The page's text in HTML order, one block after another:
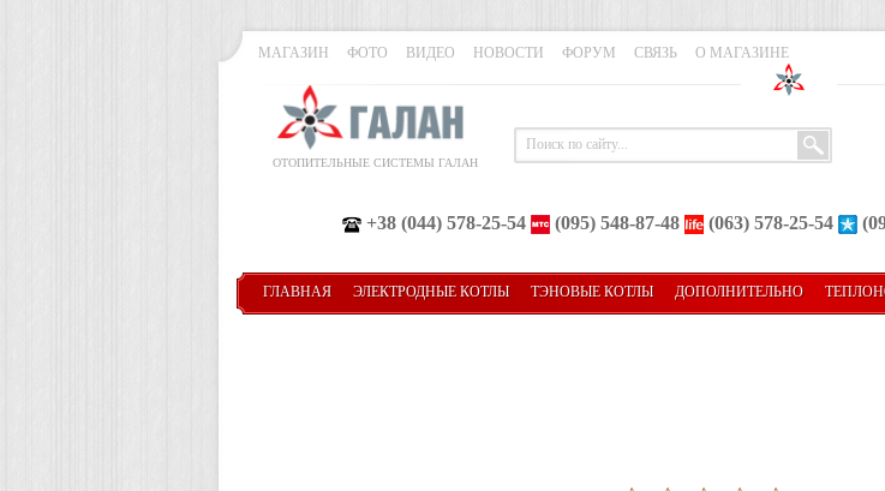
МАГАЗИН ФОТО ВИДЕО НОВОСТИ ФОРУМ СВЯЗЬ О МАГАЗИНЕ
ОТОПИТЕЛЬНЫЕ СИСТЕМЫ ГАЛАН
+38 (044) 578-25-54 (095) 548-87-48 (063) 578-25-54
ГЛАВНАЯ ЭЛЕКТРОДНЫЕ КОТЛЫ ТЭНОВЫЕ КОТЛЫ ДОПОЛНИТЕЛЬНО